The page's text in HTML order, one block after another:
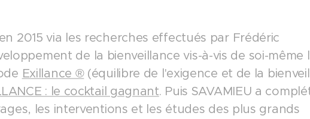
2015 via les recherches effectués par Frédéric
de la bienveillance vis-à-vis de soi-même
Exillance ®(équilibre de l'exigence et de la
: le cocktail gagnant. Puis SAVAMIEU a
les interventions et les études des plus grands